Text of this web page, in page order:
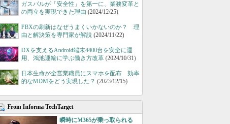
ガスパルが「安全性」を第一に、業務変革と
の両立を実現できた理由 (2024/12/25)
PBXの刷新はなぜうまくいかないのか？ 理
由と解決策を専門家が解説 (2024/11/22)
DXを支えるAndroid端末4400台を安全に運
用、鴻池運輸に学ぶ働き方改革 (2024/10/31)
日本生命が全営業職員にスマホを配布 効率
的なMDMをどう実現した？ (2023/12/15)
From Informa TechTarget
瞬時にM365が乗っ取られる